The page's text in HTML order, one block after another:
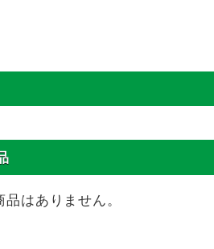
はありません。